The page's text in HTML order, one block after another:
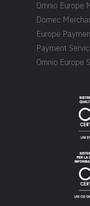
Omnio Europe
Domec
Europe
Payment
Omnio Europe